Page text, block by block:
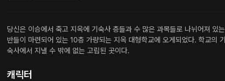
당신은 이승에서 죽고 지옥에 기숙사 층들과 수 많은 과목들로 나뉘어져 있는
반들이 마련되어 있는 10층 가량되는 지옥 대형학교에 오게되었다. 학교의 기
숙사에서 지낼 수 밖에 없는 고립된 곳이다.
캐릭터